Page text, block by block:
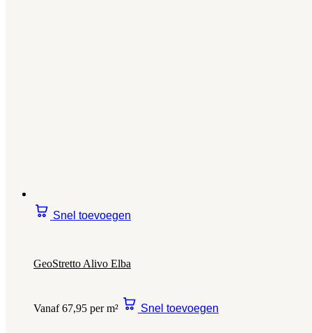
Snel toevoegen
GeoStretto Alivo Elba
Vanaf 67,95 per m² Snel toevoegen